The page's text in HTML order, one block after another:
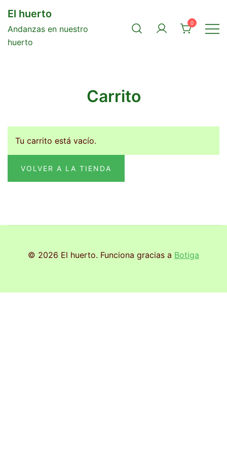
contenido
El huerto
Andanzas en nuestro
huerto
0
Carrito
Tu carrito está vacío.
VOLVER A LA TIENDA
© 2026 El huerto. Funciona gracias a Botiga